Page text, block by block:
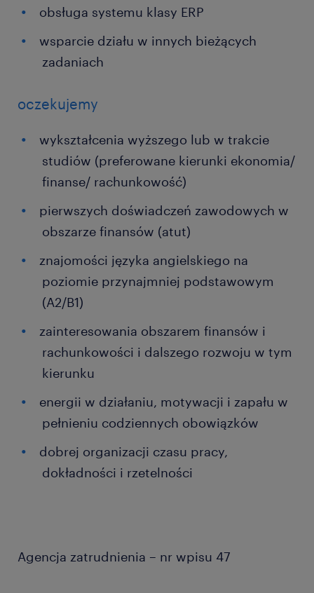
obsługa systemu klasy ERP
wsparcie działu w innych bieżących
zadaniach
oczekujemy
wykształcenia wyższego lub w trakcie
studiów (preferowane kierunki ekonomia/
finanse/ rachunkowość)
pierwszych doświadczeń zawodowych w
obszarze finansów (atut)
znajomości języka angielskiego na
poziomie przynajmniej podstawowym
(A2/B1)
zainteresowania obszarem finansów i
rachunkowości i dalszego rozwoju w tym
kierunku
energii w działaniu, motywacji i zapału w
pełnieniu codziennych obowiązków
dobrej organizacji czasu pracy,
dokładności i rzetelności
Agencja zatrudnienia – nr wpisu 47